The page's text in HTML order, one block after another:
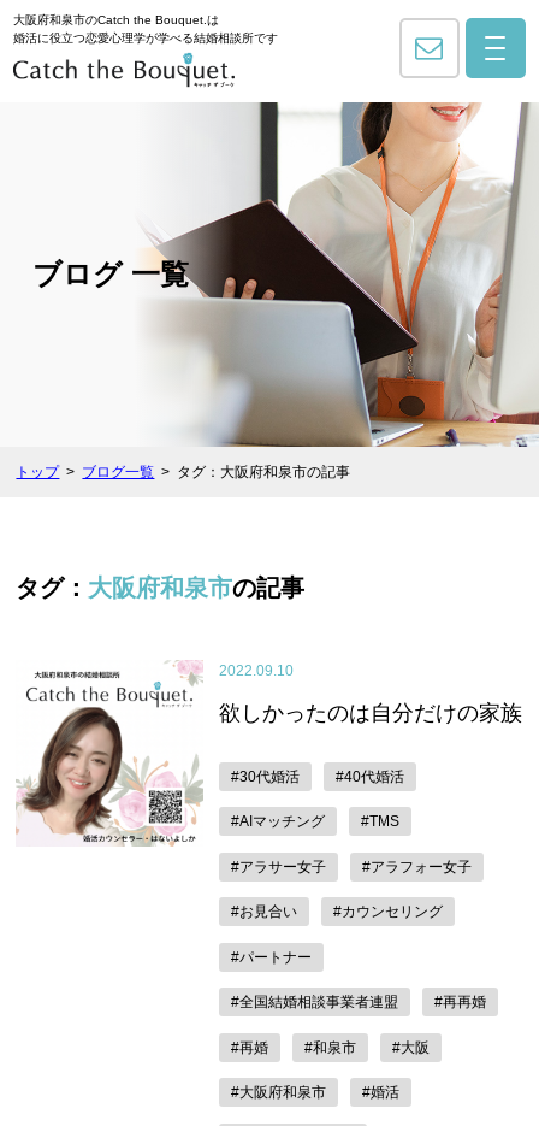
大阪府和泉市のCatch the Bouquet.は
婚活に役立つ恋愛心理学が学べる結婚相談所です
ブログ 一覧
トップ ブログ一覧 タグ：大阪府和泉市の記事
タグ： 大阪府和泉市の記事
2022.09.10
欲しかったのは自分だけの家族
#30代婚活 #40代婚活
#AIマッチング #TMS
#アラサー女子 #アラフォー女子
#お見合い #カウンセリング
#パートナー
#全国結婚相談事業者連盟 #再再婚
#再婚 #和泉市 #大阪
#大阪府和泉市 #婚活